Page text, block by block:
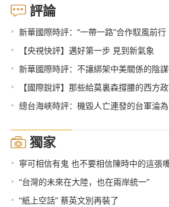
評論
• 新華國際時評：“一帶一路”合作馭風前行
• 【央視快評】邁好第一步 見到新氣象
• 新華國際時評：不讓綁架中美關係的陰
• 【國際銳評】那些給莫裏森撐腰的西方政
• 總台海峽時評：機毀人亡連發的台軍淪
獨家
• 寧可相信有鬼 也不要相信陳時中的這張
• “台灣的未來在大陸，也在兩岸統一”
• “紙上空話” 蔡英文別再裝了